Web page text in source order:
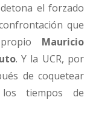
el forzado
que
Mauricio
. Y la UCR, por
de coquetear
tiempos de